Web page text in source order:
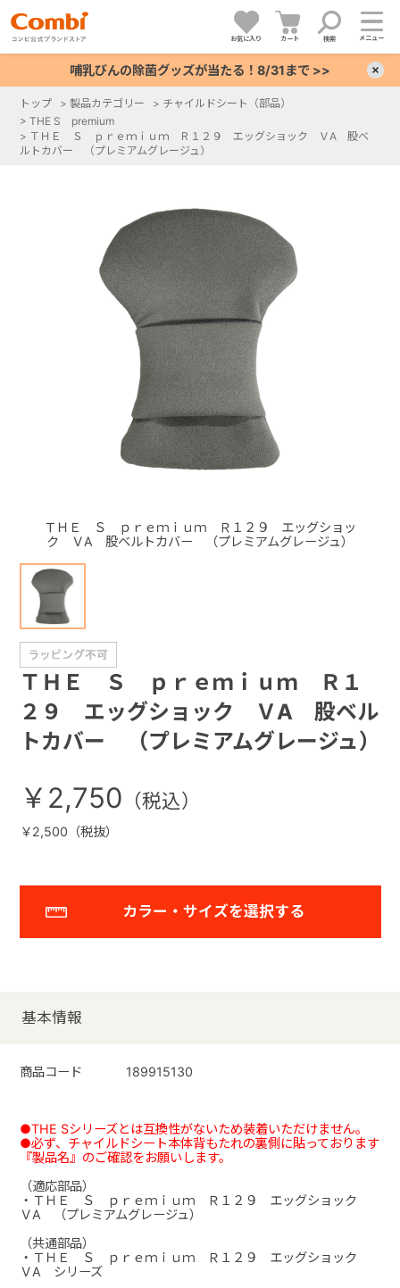
お気に入り カート 検索 メニュー
哺乳びんの除菌グッズが当たる！8/31まで >>
トップ > 製品カテゴリー > チャイルドシート（部品）
> THE S premium
> ＴＨＥ Ｓ ｐｒｅｍｉｕｍ Ｒ１２９ エッグショック ＶA 股ベ
ルトカバー （プレミアムグレージュ）
ＴＨＥ Ｓ ｐｒｅｍｉｕｍ Ｒ１２９ エッグショッ
ク ＶA 股ベルトカバー （プレミアムグレージュ）
ＴＨＥ Ｓ ｐｒｅｍｉｕｍ Ｒ１
２９ エッグショック ＶA 股ベル
トカバー （プレミアムグレージュ）
￥2,750
￥2,500（税抜）
カラー・サイズを選択する
基本情報
商品コード 189915130
●THE Sシリーズとは互換性がないため装着いただけません。
●必ず、チャイルドシート本体背もたれの裏側に貼っております
『製品名』のご確認をお願いします。
（適応部品）
・ＴＨＥ Ｓ ｐｒｅｍｉｕｍ Ｒ１２９ エッグショック
ＶA （プレミアムグレージュ）
（共通部品）
・ＴＨＥ Ｓ ｐｒｅｍｉｕｍ Ｒ１２９ エッグショック
ＶA シリーズ